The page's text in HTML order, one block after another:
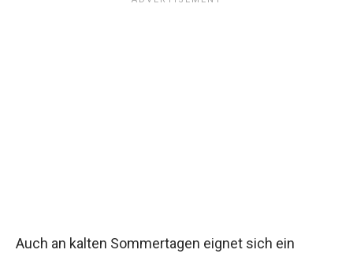
Auch an kalten Sommertagen eignet sich ein